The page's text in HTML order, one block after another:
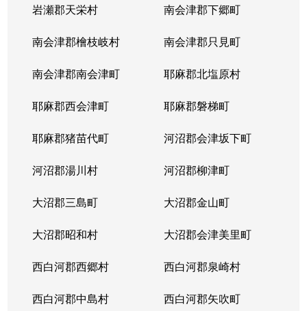
岩瀬郡天栄村 南会津郡下郷町
南会津郡檜枝岐村 南会津郡只見町
南会津郡南会津町 耶麻郡北塩原村
耶麻郡西会津町 耶麻郡磐梯町
耶麻郡猪苗代町 河沼郡会津坂下町
河沼郡湯川村 河沼郡柳津町
大沼郡三島町 大沼郡金山町
大沼郡昭和村 大沼郡会津美里町
西白河郡西郷村 西白河郡泉崎村
西白河郡中島村 西白河郡矢吹町